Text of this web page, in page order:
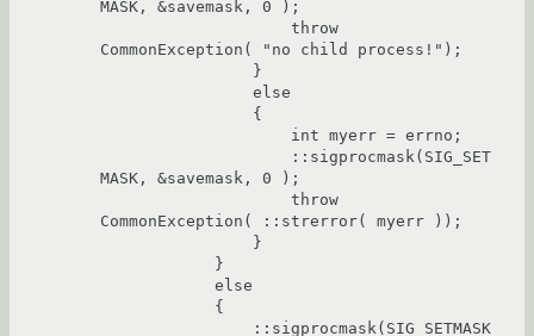
MASK, &savemask, 0 );
CommonException( "no child process!");
MASK, &savemask, 0 );
CommonException( ::strerror( myerr ));